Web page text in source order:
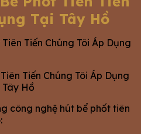
Tại Tây Hồ
Tiến Chúng Tôi Áp Dụng
Tây Hồ
công nghệ hút bể phốt tiên